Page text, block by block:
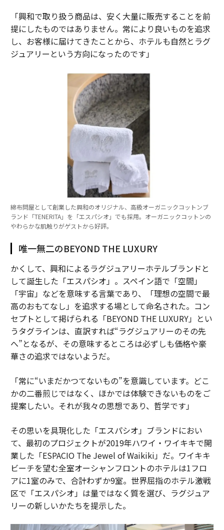
の排除、構造化されたオペレーションデータの構築であ
る。
Scribeのような企業は、日々のワークフローを使えるデ
かし、より広い教訓は単一のツールをはるかに超えてい
AIは実行を加速できる。しかし、曖昧さを埋め合わせる
ことはできない。そういう意味で、仕事のムダの危機は
生産性の問題にとどまらない。AI経済に向けた準備度テ
スミスにとって目標は、究極的にはもっとシンプルであ
る。知識労働者が非効率を乗り越えることに費やしてい
る時間を取り戻すことだ。「人々の仕事の1日が、仕事
を引き受けた理由により近いものになることを願ってい
る」と彼女は言う。「自分の天才領域で働けるようにな
るはずだ」
（forbes.com 原文）
2026年9月号発売中
最新号の購入はこちらから
メンバーシップに登録する
タグ：
AI / 人工知能 投資/投資家
組織/組織文化
AIエージェント
advertisement
「興和で取り扱う商品は、安く大量に販売することを前
提にしたものではありません。常により良いものを追求
し、お客様に届けてきたことから、ホテルも自然とラグ
ジュアリーという方向になったのです」
綿布問屋として創業した興和のオリジナル、高級オーガニックコットンブ
ランド「TENERITA」を「エスパシオ」でも採用。オーガニックコットンの
やわらかな肌触りがゲストから好評。
唯一無二のBEYOND THE LUXURY
かくして、興和によるラグジュアリーホテルブランドと
して誕生した「エスパシオ」。スペイン語で「空間」
「宇宙」などを意味する言葉であり、「理想の空間で最
高のおもてなし」を追求する場として命名された。コン
セプトとして掲げられる「BEYOND THE LUXURY」とい
うタグラインは、直訳すれば“ラグジュアリーのその先
へ”となるが、その意味するところは必ずしも価格や豪
華さの追求ではないようだ。
「常に“いまだかつてないもの”を意識しています。どこ
かの二番煎じではなく、ほかでは体験できないものをご
提案したい。それが我々の思想であり、哲学です」
その思いを具現化した「エスパシオ」ブランドにおい
て、最初のプロジェクトが2019年ハワイ・ワイキキで開
業した「ESPACIO The Jewel of Waikiki」だ。ワイキキ
ビーチを望む全室オーシャンフロントのホテルは1フロ
アに1室のみで、合計わずか9室。世界屈指のホテル激戦
区で「エスパシオ」は量ではなく質を選び、ラグジュア
リーの新しいかたちを提示した。